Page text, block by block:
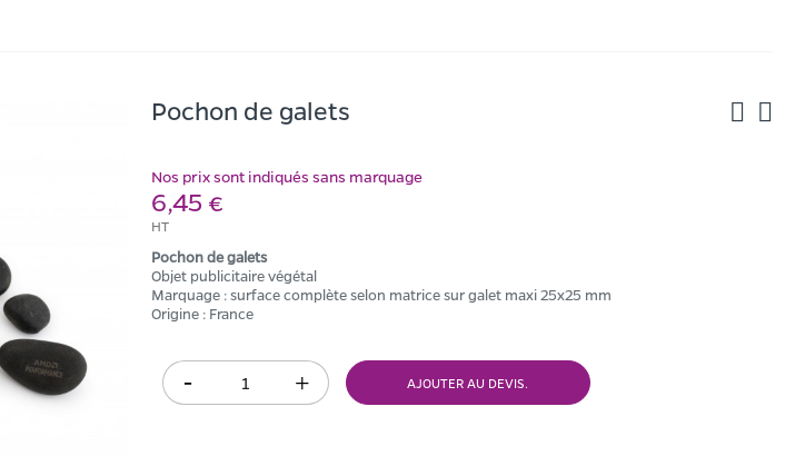
Pochon de galets
Nos prix sont indiqués sans marquage
6,45 €
HT
Pochon de galets
Objet publicitaire végétal
Marquage : surface complète selon matrice sur galet maxi 25x25 mm
Origine : France
AJOUTER AU DEVIS.